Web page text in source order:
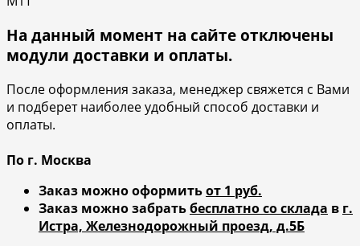
На данный момент на сайте отключены
модули доставки и оплаты.
После оформления заказа, менеджер свяжется с Вами
и подберет наиболее удобный способ доставки и
оплаты.
По г. Москва
Заказ можно оформитьот 1 руб.
Заказ можно забратьбесплатно со склада в г.
Истра, Железнодорожный проезд, д.5Б